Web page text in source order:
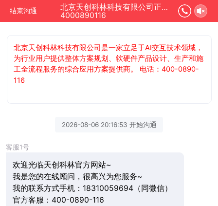
结束沟通
北京天创科林科技有限公司正在为您服务
4000890116
北京天创科林科技有限公司是一家立足于AI交互技术领域，
为行业用户提供整体方案规划、软硬件产品设计、生产和施
工全流程服务的综合应用方案提供商。 电话：400-0890-
116
2026-08-06 20:16:53 开始沟通
客服1号
欢迎光临天创科林官方网站~
我是您的在线顾问，很高兴为您服务~
我的联系方式手机：18310059694（同微信）
官方客服：400-0890-116